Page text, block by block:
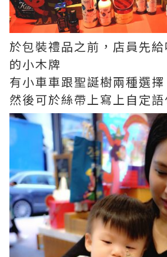
於包裝禮品之前，店員先
的小木牌
有小車車跟聖誕樹兩種選擇
然後可於絲帶上寫上自定語